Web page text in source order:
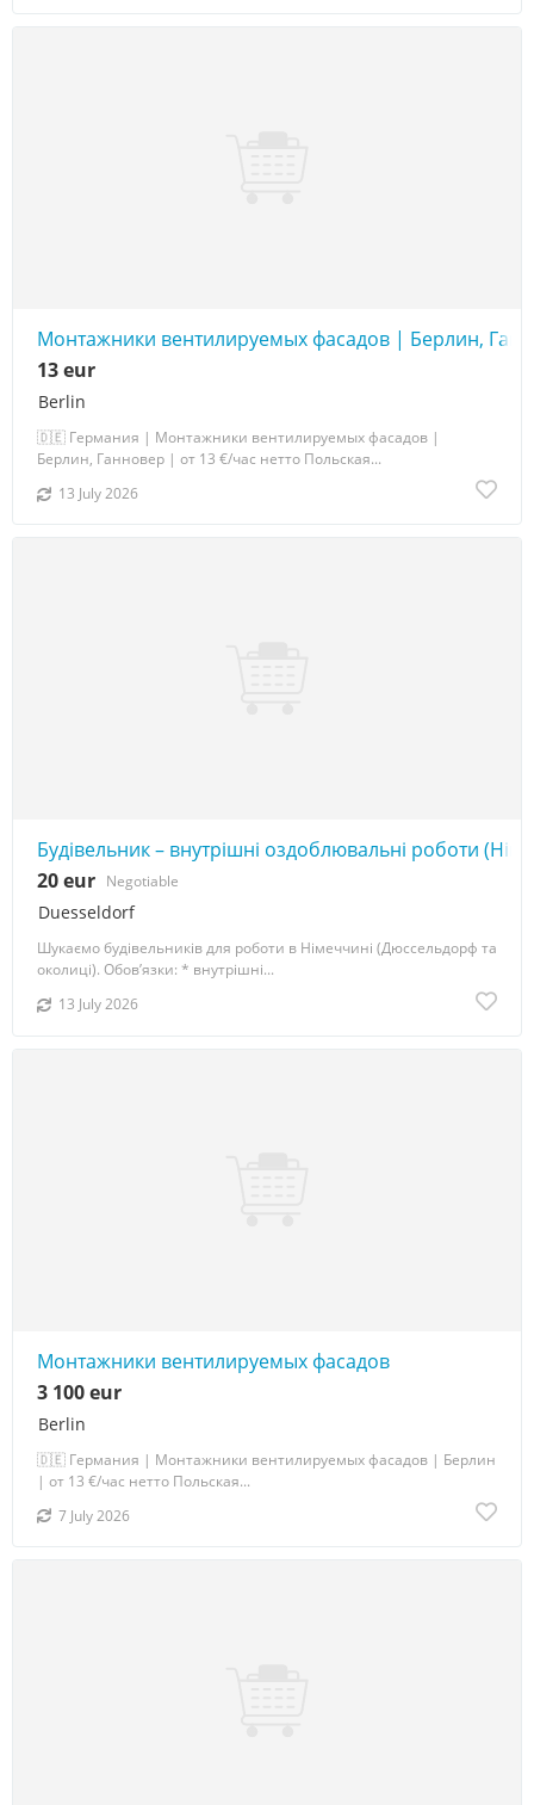
Монтажники вентилируемых фасадов | Берлин,
Berlin
13 eur
🇩🇪 Германия | Монтажники вентилируемых фасадов |
Берлин, Ганновер | от 13 €/час нетто Польская...
13 July 2026
Будівельник – внутрішні оздоблювальні роботи
Duesseldorf
20 eur Negotiable
Шукаємо будівельників для роботи в Німеччині (Дюссельдорф та
околиці). Обов’язки: * внутрішні...
13 July 2026
Монтажники вентилируемых фасадов
Berlin
3 100 eur
🇩🇪 Германия | Монтажники вентилируемых фасадов | Берлин
| от 13 €/час нетто Польская...
7 July 2026